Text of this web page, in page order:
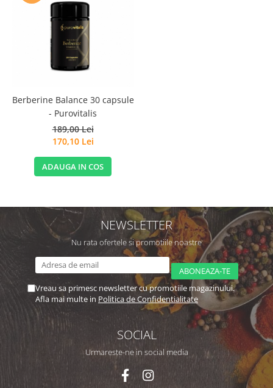
Berberine Balance 30 capsule
- Purovitalis
189,00 Lei
170,10 Lei
ADAUGA IN COS
NEWSLETTER
Nu rata ofertele si promotiile noastre
Vreau sa primesc newsletter cu promotiile magazinului.
Afla mai multe in Politica de Confidentialitate
SOCIAL
Urmareste-ne in social media